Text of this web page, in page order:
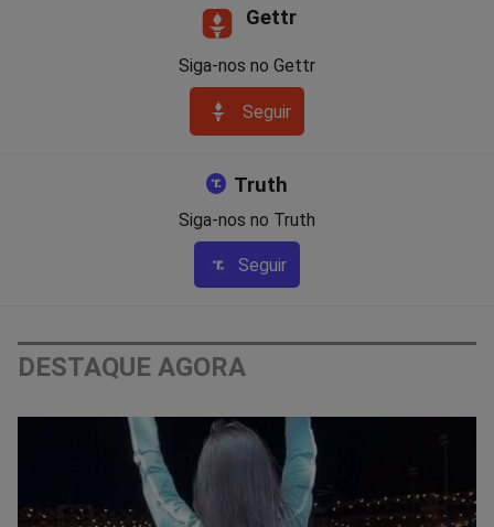
Gettr
Siga-nos no Gettr
Seguir
Truth
Siga-nos no Truth
Seguir
DESTAQUE AGORA